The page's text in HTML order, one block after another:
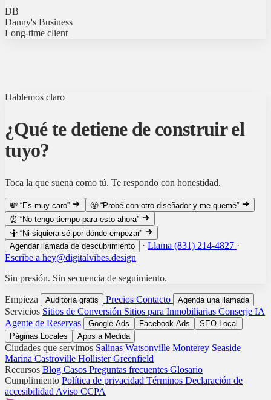
Danny's Business
Long-time client
Hablemos claro
¿Qué te detiene de construir el
tuyo?
Toca la que suena como tú. Te respondo con honestidad.
💸 “Es muy caro” 😤 “Probé con otro diseñador y me quemé”
⏰ “No tengo tiempo para esto ahora”
🤷 “Ni siquiera sé por dónde empezar”
Agendar llamada de descubrimiento
· Llama (831) 214-4827 ·
Escribe a hey@digitalvibes.design
Sin presión. Sin secuencia de seguimiento.
Empieza Auditoría gratis Precios Contacto Agenda una llamada
Servicios Sitios de Conversión Sitios para Inmobiliarias Conserje IA
Agente de Reservas
Google Ads Facebook Ads
SEO Local
Páginas Locales
Apps a Medida
Ciudades que servimos Salinas Watsonville Monterey Seaside
Marina Castroville HollisterGreenfield
Recursos Blog Casos Preguntas frecuentes Glosario
Cumplimiento Política de privacidad Términos Declaración de
accesibilidad Aviso CCPA